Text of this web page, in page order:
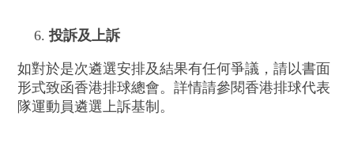
投訴及上訴
如對於是次遴選安排及結果有任何爭議，請以書面
形式致函香港排球總會。詳情請參閱香港排球代表
隊運動員遴選上訴基制。